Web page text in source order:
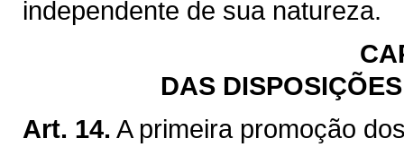
independente de sua natureza.
DAS
Art. 14. A primeira promoção